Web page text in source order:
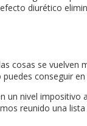
diurético
cosas se
conseguir
un nivel
reunido una